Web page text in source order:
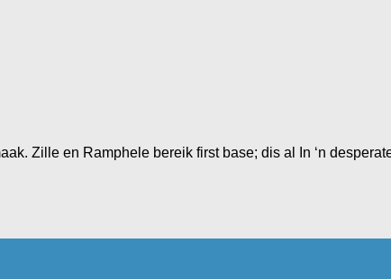
Zille en Ramphele bereik first base; dis al In ‘n